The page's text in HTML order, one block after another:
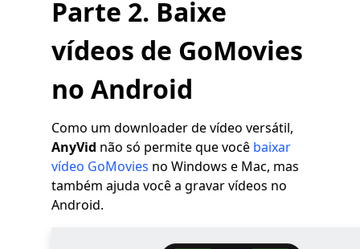
Parte 2. Baixe
vídeos de GoMovies
no Android
Como um downloader de vídeo versátil,
AnyVid não só permite que você baixar
vídeo GoMovies no Windows e Mac, mas
também ajuda você a gravar vídeos no
Android.